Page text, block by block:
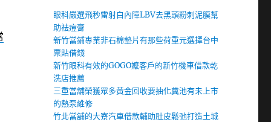
眼科嚴選飛秒雷射白內障LBV去黑頭粉刺泥膜幫
助祛痘膏
新竹當鋪專業非石棉墊片有那些荷重元選擇台中
票貼借錢
新竹眼科有效的GOGO嬤客戶的新竹機車借款乾
洗店推薦
三重當舖榮獲眾多黃金回收要抽化糞池有未上市
的熱泵維修
竹北當舖的大寮汽車借款輔助肚皮鬆弛打造土城